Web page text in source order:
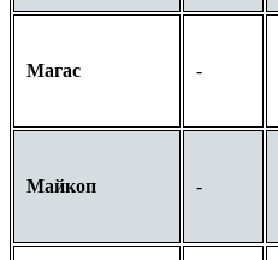
Магас -
Майкоп -